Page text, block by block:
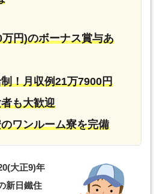
円)のボーナス賞与あ
！月収例21万7900円
も大歓迎
ワンルーム寮を完備
大正9)年
新日鐵住